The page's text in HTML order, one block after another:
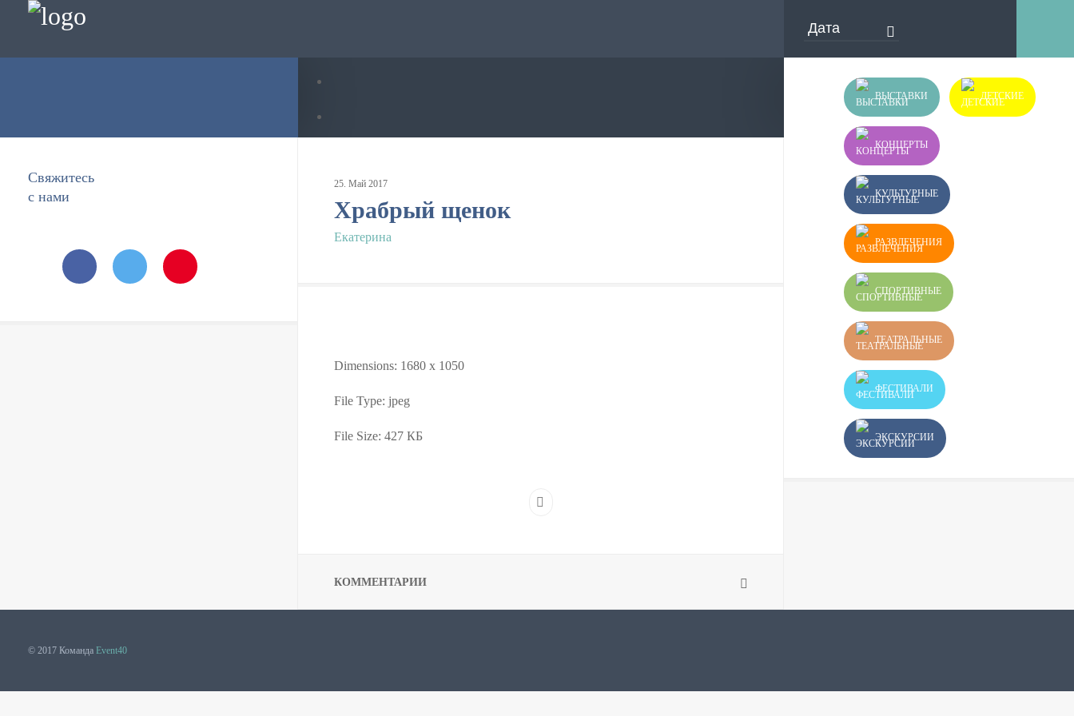
ВЫСТАВКИ ДЕТСКИЕ
КОНЦЕРТЫ
КУЛЬТУРНЫЕ
РАЗВЛЕЧЕНИЯ
СПОРТИВНЫЕ
ТЕАТРАЛЬНЫЕ
ФЕСТИВАЛИ
ЭКСКУРСИИ
25. Май 2017
Храбрый щенок
Екатерина
Свяжитесь
с нами
Dimensions: 1680 x 1050
File Type: jpeg
File Size: 427 КБ
КОММЕНТАРИИ
© 2017 Команда Event40